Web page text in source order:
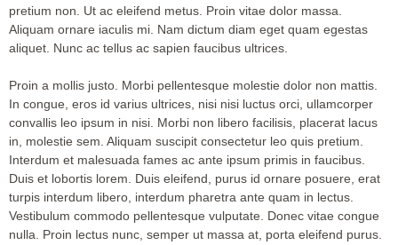
pretium non. Ut ac eleifend metus. Proin vitae dolor massa.
Aliquam ornare iaculis mi. Nam dictum diam eget quam egestas
aliquet. Nunc ac tellus ac sapien faucibus ultrices.
Proin a mollis justo. Morbi pellentesque molestie dolor non mattis.
In congue, eros id varius ultrices, nisi nisi luctus orci, ullamcorper
convallis leo ipsum in nisi. Morbi non libero facilisis, placerat lacus
in, molestie sem. Aliquam suscipit consectetur leo quis pretium.
Interdum et malesuada fames ac ante ipsum primis in faucibus.
Duis et lobortis lorem. Duis eleifend, purus id ornare posuere, erat
turpis interdum libero, interdum pharetra ante quam in lectus.
Vestibulum commodo pellentesque vulputate. Donec vitae congue
nulla. Proin lectus nunc, semper ut massa at, porta eleifend purus.